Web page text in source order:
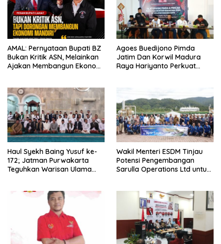
AMAL: Pernyataan Bupati BZ
Bukan Kritik ASN, Melainkan
Ajakan Membangun Ekonomi
Agoes Buedijono Pimda
Jatim Dan Korwil Madura
Raya Hariyanto Perkuat
Haul Syekh Baing Yusuf ke-
172; Jatman Purwakarta
Teguhkan Warisan Ulama
Wakil Menteri ESDM Tinjau
Potensi Pengembangan
Sarulla Operations Ltd untuk